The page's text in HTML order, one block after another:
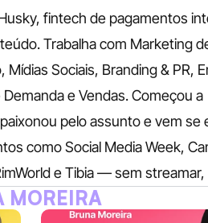
fintech de pagamentos
Trabalha com Marketing
Sociais, Branding & PR,
e Vendas. Começou
pelo assunto e vem se
como Social Media Week,
e Tibia — sem
MOREIRA